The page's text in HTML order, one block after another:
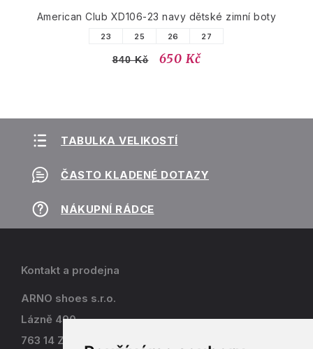
American Club XD106-23 navy dětské zimní boty
23 25 26 27
840 Kč 650 Kč
TABULKA VELIKOSTÍ
ČASTO KLADENÉ DOTAZY
NÁKUPNÍ RÁDCE
Kontakt a prodejna
ARNO shoes s.r.o.
Lázně 490
763 14 Zlín - Kostelec